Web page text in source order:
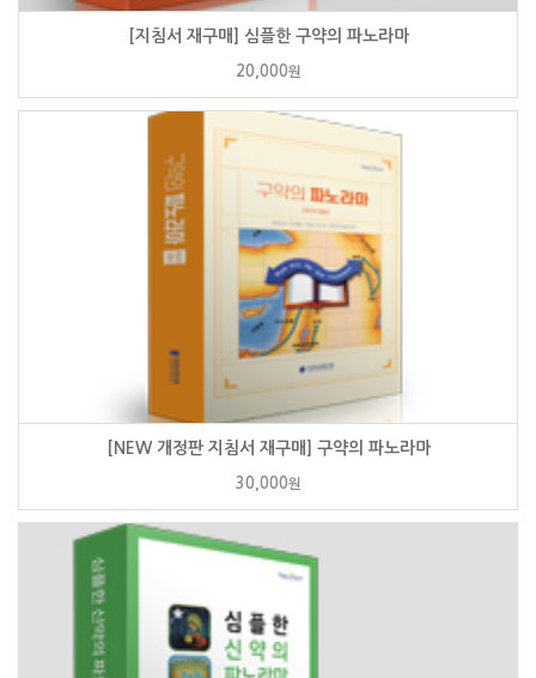
[지침서 재구매] 심플한 구약의 파노라마
20,000원
[NEW 개정판 지침서 재구매] 구약의 파노라마
30,000원